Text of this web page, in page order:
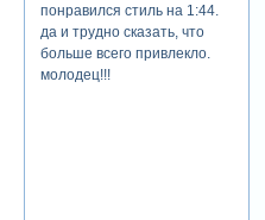
понравился стиль на 1:44.
да и трудно сказать, что
больше всего привлекло.
молодец!!!